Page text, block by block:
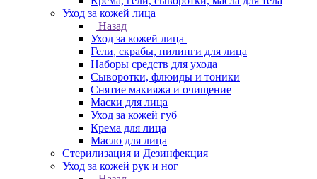
Уход за кожей лица
Назад
Уход за кожей лица
Гели, скрабы, пилинги для лица
Наборы средств для ухода
Сыворотки, флюиды и тоники
Снятие макияжа и очищение
Маски для лица
Уход за кожей губ
Крема для лица
Масло для лица
Стерилизация и Дезинфекция
Уход за кожей рук и ног